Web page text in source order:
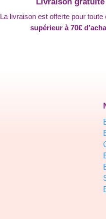
La livraison est offerte pour toute
supérieur à 70€